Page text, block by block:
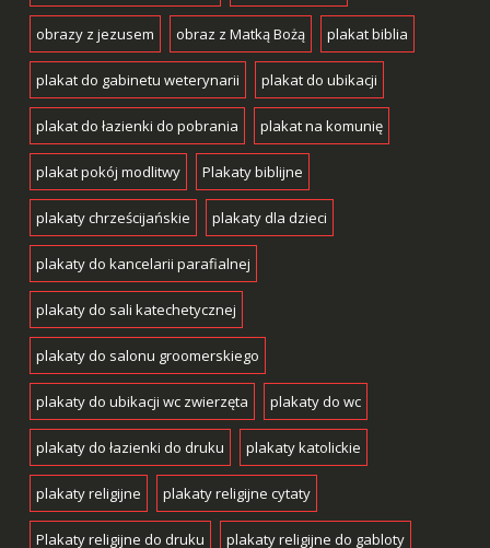
obrazy z jezusem obraz z Matką Bożą plakat biblia
plakat do gabinetu weterynarii plakat do ubikacji
plakat do łazienki do pobrania plakat na komunię
plakat pokój modlitwy Plakaty biblijne
plakaty chrześcijańskie plakaty dla dzieci
plakaty do kancelarii parafialnej
plakaty do sali katechetycznej
plakaty do salonu groomerskiego
plakaty do ubikacji wc zwierzęta plakaty do wc
plakaty do łazienki do druku plakaty katolickie
plakaty religijne plakaty religijne cytaty
Plakaty religijne do druku plakaty religijne do gabloty